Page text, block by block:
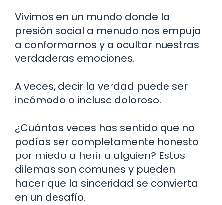
Vivimos en un mundo donde la
presión social a menudo nos empuja
a conformarnos y a ocultar nuestras
verdaderas emociones.
A veces, decir la verdad puede ser
incómodo o incluso doloroso.
¿Cuántas veces has sentido que no
podías ser completamente honesto
por miedo a herir a alguien? Estos
dilemas son comunes y pueden
hacer que la sinceridad se convierta
en un desafío.